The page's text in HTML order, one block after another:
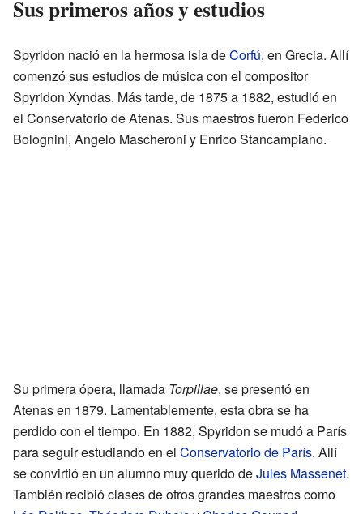
Sus primeros años y estudios
Spyridon nació en la hermosa isla deCorfú, en Grecia. Allí
comenzó sus estudios de música con el compositor
Spyridon Xyndas. Más tarde, de 1875 a 1882, estudió en
el Conservatorio de Atenas. Sus maestros fueron Federico
Bolognini, Angelo Mascheroni y Enrico Stancampiano.
Su primera ópera, llamada Torpillae, se presentó en
Atenas en 1879. Lamentablemente, esta obra se ha
perdido con el tiempo. En 1882, Spyridon se mudó a París
para seguir estudiando en el Conservatorio de París. Allí
se convirtió en un alumno muy querido deJules Massenet.
También recibió clases de otros grandes maestros como